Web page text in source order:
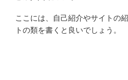
ここには、自己紹介やサイトの
トの類を書くと良いでしょう。